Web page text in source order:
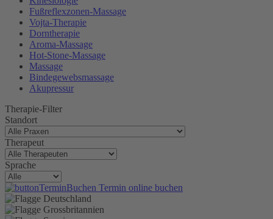
Fußreflexzonen-Massage
Vojta-Therapie
Dorntherapie
Aroma-Massage
Hot-Stone-Massage
Massage
Bindegewebsmassage
Akupressur
Therapie-Filter
Standort
Therapeut
Sprache
Termin online buchen